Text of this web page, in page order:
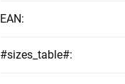
EAN:
#sizes_table#: